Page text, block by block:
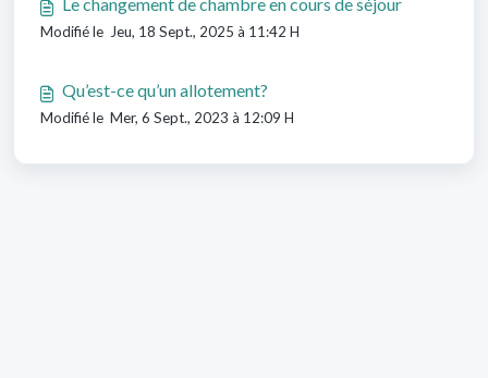
Modifié le Jeu, 18 Sept., 2025 à 11:42 H
Qu’est-ce qu’un allotement?
Modifié le Mer, 6 Sept., 2023 à 12:09 H